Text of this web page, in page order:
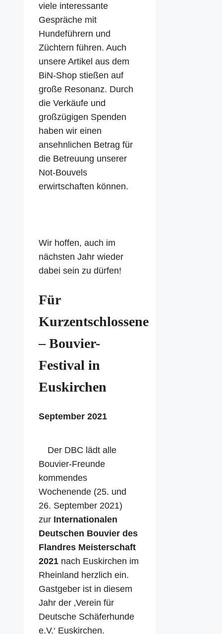
viele interessante
Gespräche mit
Hundeführern und
Züchtern führen. Auch
unsere Artikel aus dem
BiN-Shop stießen auf
große Resonanz. Durch
die Verkäufe und
großzügigen Spenden
haben wir einen
ansehnlichen Betrag für
die Betreuung unserer
Not-Bouvels
erwirtschaften können.
Wir hoffen, auch im
nächsten Jahr wieder
dabei sein zu dürfen!
Für
Kurzentschlossene
– Bouvier-
Festival in
Euskirchen
September 2021
Der DBC lädt alle
Bouvier-Freunde
kommendes
Wochenende (25. und
26. September 2021)
zur Internationalen
Deutschen Bouvier des
Flandres Meisterschaft
2021 nach Euskirchen im
Rheinland herzlich ein.
Gastgeber ist in diesem
Jahr der ‚Verein für
Deutsche Schäferhunde
e.V.‘ Euskirchen.